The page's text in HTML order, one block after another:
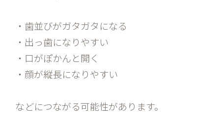
・歯並びがガタガタになる
・出っ歯になりやすい
・口がぽかんと開く
・顔が縦長になりやすい
などにつながる可能性があります。